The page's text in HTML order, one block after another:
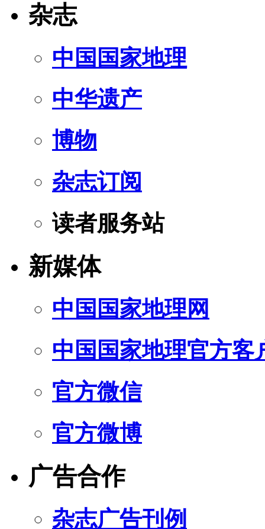
杂志
中国国家地理
中华遗产
博物
杂志订阅
读者服务站
新媒体
中国国家地理网
中国国家地理官方客
官方微信
官方微博
广告合作
杂志广告刊例